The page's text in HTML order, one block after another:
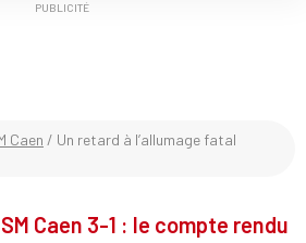
PUBLICITÉ
Caen / Un retard à l’allumage fatal
Caen 3-1 : le compte rendu